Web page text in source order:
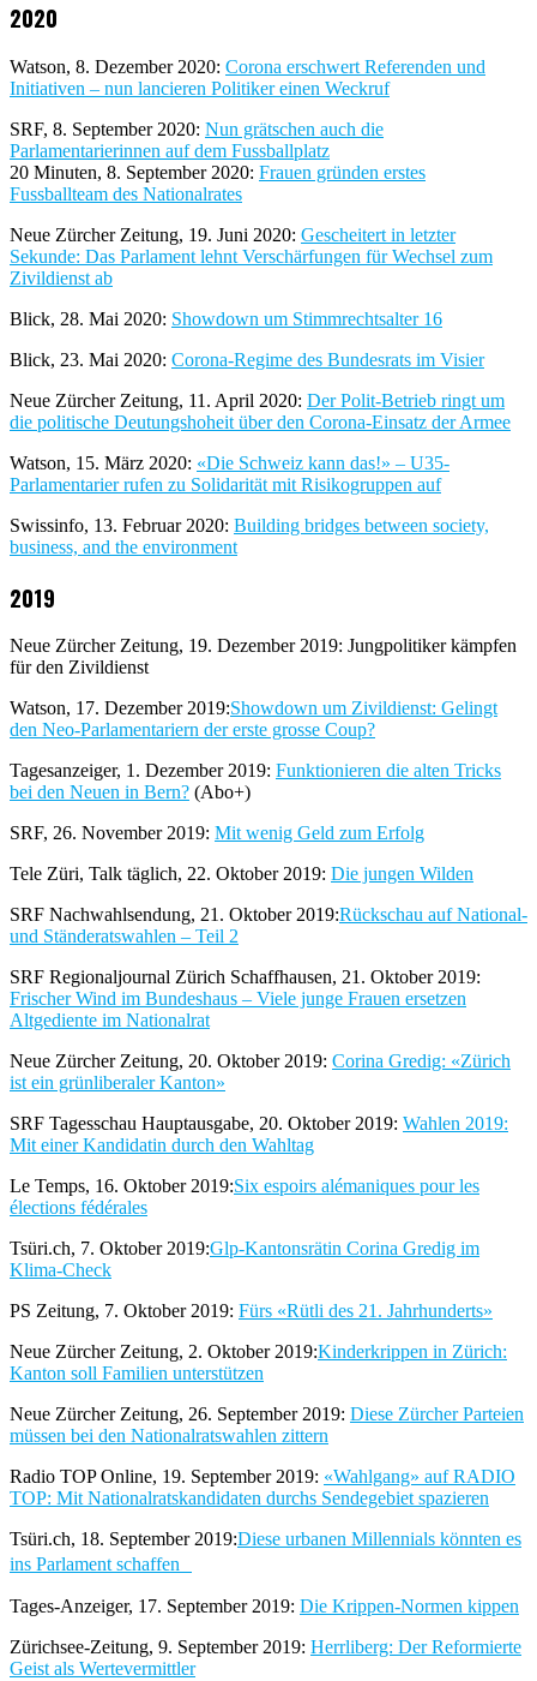
2020
Watson, 8. Dezember 2020: Corona erschwert Referenden und
Initiativen – nun lancieren Politiker einen Weckruf
SRF, 8. September 2020: Nun grätschen auch die
Parlamentarierinnen auf dem Fussballplatz
20 Minuten, 8. September 2020: Frauen gründen erstes
Fussballteam des Nationalrates
Neue Zürcher Zeitung, 19. Juni 2020: Gescheitert in letzter
Sekunde: Das Parlament lehnt Verschärfungen für Wechsel zum
Zivildienst ab
Blick, 28. Mai 2020: Showdown um Stimmrechtsalter 16
Blick, 23. Mai 2020: Corona-Regime des Bundesrats im Visier
Neue Zürcher Zeitung, 11. April 2020: Der Polit-Betrieb ringt um
die politische Deutungshoheit über den Corona-Einsatz der Armee
Watson, 15. März 2020: «Die Schweiz kann das!» – U35-
Parlamentarier rufen zu Solidarität mit Risikogruppen auf
Swissinfo, 13. Februar 2020: Building bridges between society,
business, and the environment
2019
Neue Zürcher Zeitung, 19. Dezember 2019: Jungpolitiker kämpfen
für den Zivildienst
Watson, 17. Dezember 2019:Showdown um Zivildienst: Gelingt
den Neo-Parlamentariern der erste grosse Coup?
Tagesanzeiger, 1. Dezember 2019: Funktionieren die alten Tricks
bei den Neuen in Bern? (Abo+)
SRF, 26. November 2019: Mit wenig Geld zum Erfolg
Tele Züri, Talk täglich, 22. Oktober 2019: Die jungen Wilden
SRF Nachwahlsendung, 21. Oktober 2019:Rückschau auf National-
und Ständeratswahlen – Teil 2
SRF Regionaljournal Zürich Schaffhausen, 21. Oktober 2019:
Frischer Wind im Bundeshaus – Viele junge Frauen ersetzen
Altgediente im Nationalrat
Neue Zürcher Zeitung, 20. Oktober 2019: Corina Gredig: «Zürich
ist ein grünliberaler Kanton»
SRF Tagesschau Hauptausgabe, 20. Oktober 2019: Wahlen 2019:
Mit einer Kandidatin durch den Wahltag
Le Temps, 16. Oktober 2019:Six espoirs alémaniques pour les
élections fédérales
Tsüri.ch, 7. Oktober 2019:Glp-Kantonsrätin Corina Gredig im
Klima-Check
PS Zeitung, 7. Oktober 2019: Fürs «Rütli des 21. Jahrhunderts»
Neue Zürcher Zeitung, 2. Oktober 2019:Kinderkrippen in Zürich:
Kanton soll Familien unterstützen
Neue Zürcher Zeitung, 26. September 2019: Diese Zürcher Parteien
müssen bei den Nationalratswahlen zittern
Radio TOP Online, 19. September 2019: «Wahlgang» auf RADIO
TOP: Mit Nationalratskandidaten durchs Sendegebiet spazieren
Tsüri.ch, 18. September 2019:Diese urbanen Millennials könnten es
ins Parlament schaffen
Tages-Anzeiger, 17. September 2019: Die Krippen-Normen kippen
Zürichsee-Zeitung, 9. September 2019: Herrliberg: Der Reformierte
Geist als Wertevermittler